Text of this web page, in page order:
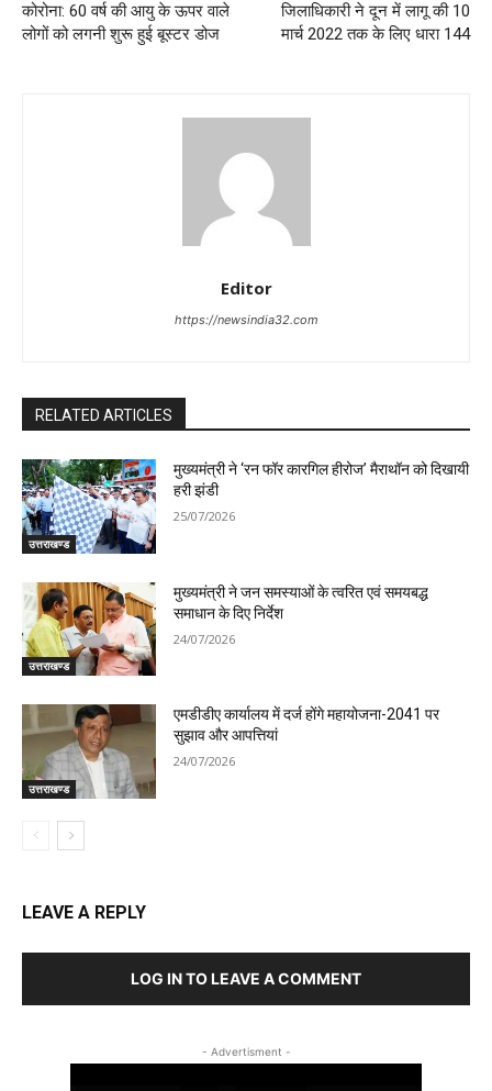
कोरोना: 60 वर्ष की आयु के ऊपर वाले
लोगों को लगनी शुरू हुई बूस्टर डोज
जिलाधिकारी ने दून में लागू की 10
मार्च 2022 तक के लिए धारा 144
Editor
https://newsindia32.com
RELATED ARTICLES
उत्तराखण्ड
मुख्यमंत्री ने ‘रन फॉर कारगिल हीरोज’ मैराथॉन को दिखायी
हरी झंडी
25/07/2026
उत्तराखण्ड
मुख्यमंत्री ने जन समस्याओं के त्वरित एवं समयबद्ध
समाधान के दिए निर्देश
24/07/2026
उत्तराखण्ड
एमडीडीए कार्यालय में दर्ज होंगे महायोजना-2041 पर
सुझाव और आपत्तियां
24/07/2026
LEAVE A REPLY
LOG IN TO LEAVE A COMMENT
- Advertisment -